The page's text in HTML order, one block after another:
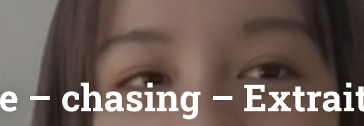
– chasing –